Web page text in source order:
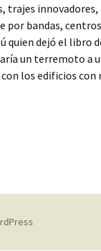
trajes
por bandas,
quien dejó el libro
un terremoto a
los edificios con